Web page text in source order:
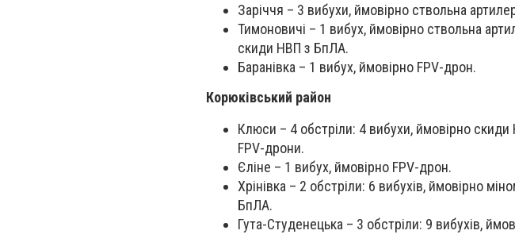
Заріччя – 3 вибухи, ймовірно ствольна
Тимоновичі – 1 вибух, ймовірно ствольна
скиди НВП з БпЛА.
Баранівка – 1 вибух, ймовірно FPV-дрон.
Корюківський район
Клюси – 4 обстріли: 4 вибухи, ймовірно
FPV-дрони.
Єліне – 1 вибух, ймовірно FPV-дрон.
Хрінівка – 2 обстріли: 6 вибухів, ймовірно
БпЛА.
Гута-Студенецька – 3 обстріли: 9 вибухів,